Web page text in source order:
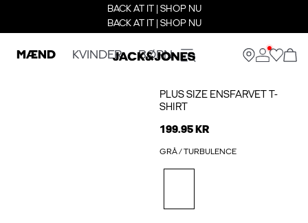
BACK AT IT | SHOP NU
BACK AT IT | SHOP NU
MÆND KVINDER BØRN
PLUS SIZE ENSFARVET T-
SHIRT
199.95 KR
GRÅ / TURBULENCE